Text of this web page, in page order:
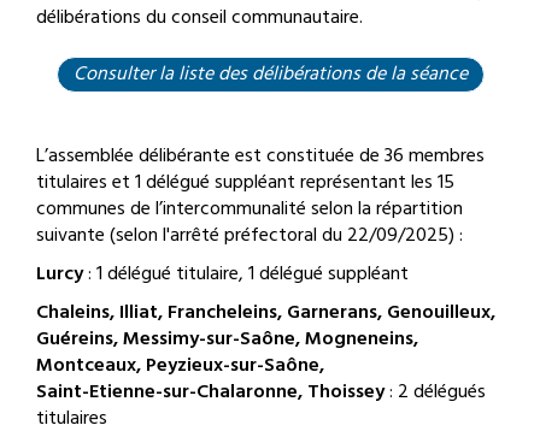
délibérations du conseil communautaire.
Consulter la liste des délibérations de la séance
L’assemblée délibérante est constituée de 36 membres
titulaires et 1 délégué suppléant représentant les 15
communes de l’intercommunalité selon la répartition
suivante (selon l'arrêté préfectoraldu 22/09/2025) :
Lurcy: 1 délégué titulaire, 1 délégué suppléant
Chaleins, Illiat, Francheleins, Garnerans, Genouilleux,
Guéreins, Messimy-sur-Saône, Mogneneins,
Montceaux, Peyzieux-sur-Saône,
Saint-Etienne-sur-Chalaronne, Thoissey: 2 délégués
titulaires